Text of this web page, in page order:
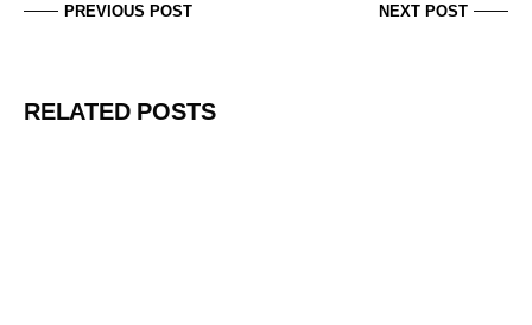
PREVIOUS POST NEXT POST
RELATED POSTS